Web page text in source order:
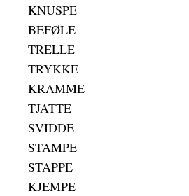
KNUSPE
BEFØLE
TRELLE
TRYKKE
KRAMME
TJATTE
SVIDDE
STAMPE
STAPPE
KJEMPE